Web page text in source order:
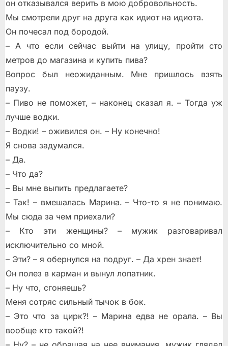
он отказывался верить в мою добровольность.
Мы смотрели друг на друга как идиот на идиота.
Он почесал под бородой.
– А что если сейчас выйти на улицу, пройти сто
метров до магазина и купить пива?
Вопрос был неожиданным. Мне пришлось взять
паузу.
– Пиво не поможет, – наконец сказал я. – Тогда уж
лучше водки.
– Водки! – оживился он. – Ну конечно!
Я снова задумался.
– Да.
– Что да?
– Вы мне выпить предлагаете?
– Так! – вмешалась Марина. – Что-то я не понимаю.
Мы сюда за чем приехали?
– Кто эти женщины? – мужик разговаривал
исключительно со мной.
– Эти? – я обернулся на подруг. – Да хрен знает!
Он полез в карман и вынул лопатник.
– Ну что, сгоняешь?
Меня сотряс сильный тычок в бок.
– Это что за цирк?! – Марина едва не орала. – Вы
вообще кто такой?!